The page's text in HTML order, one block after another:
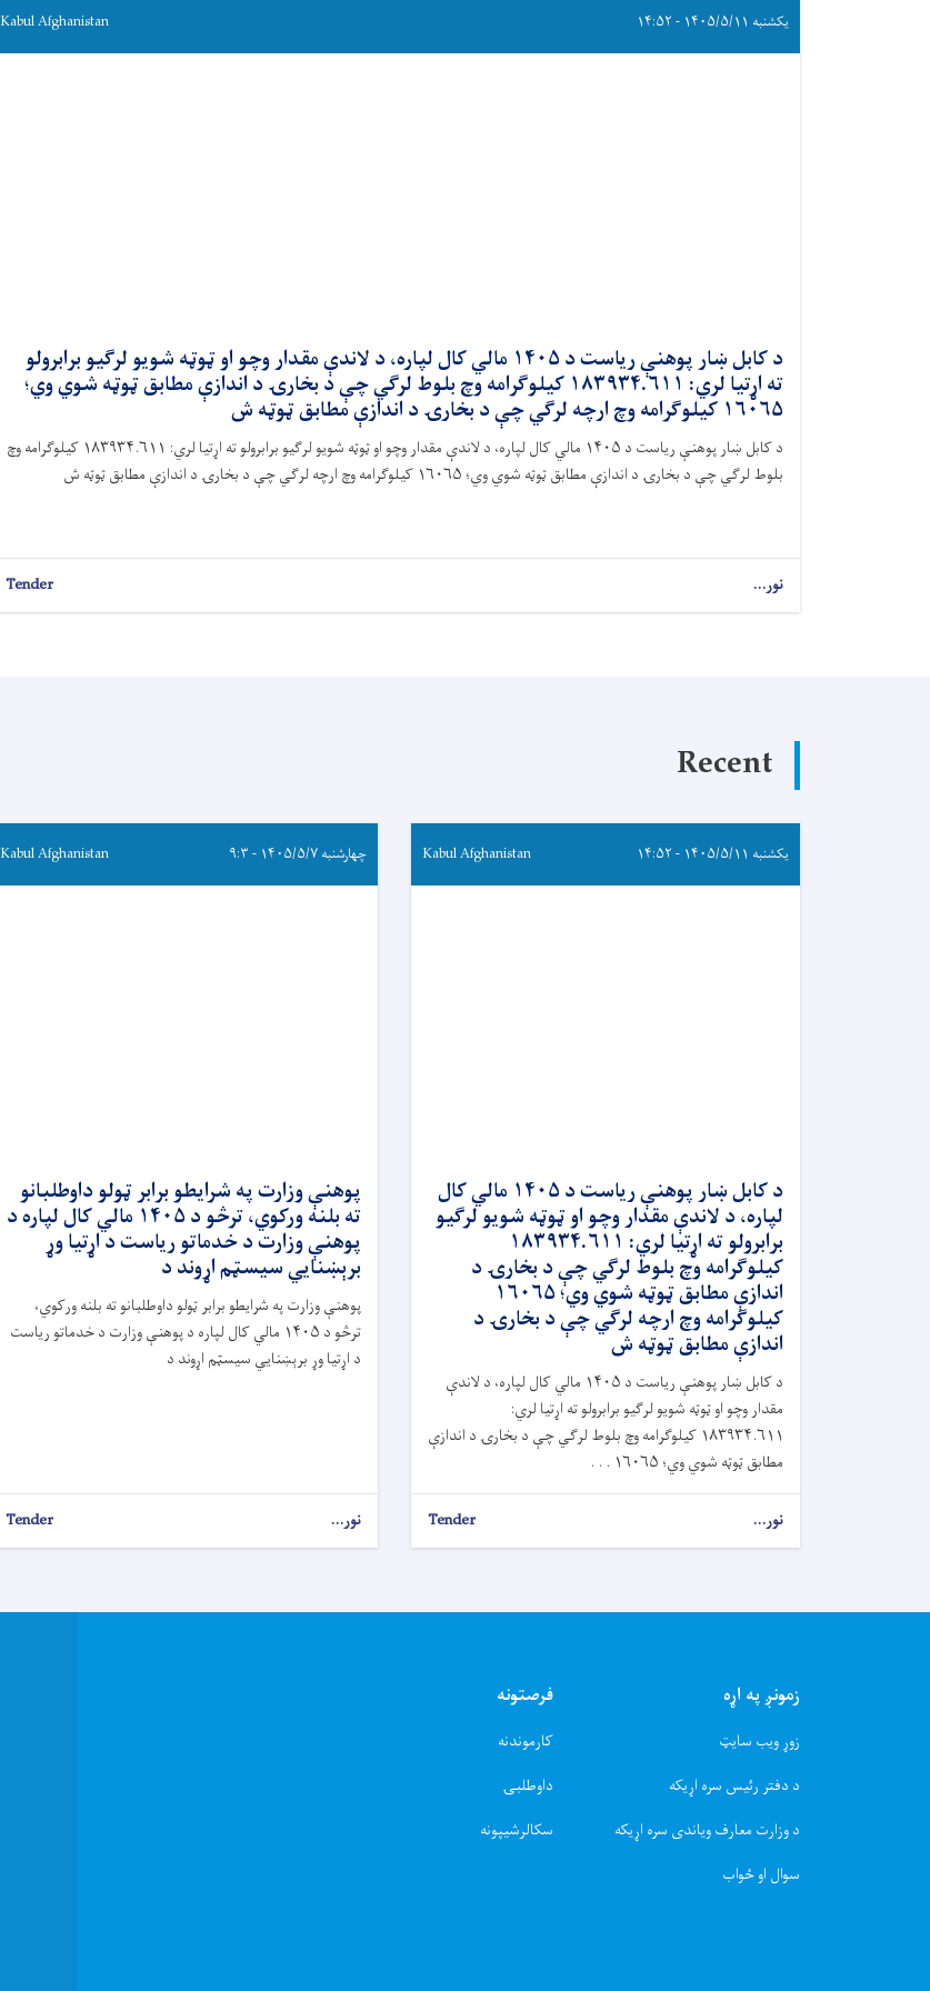
یکشنبه ۱۴۰۵/۵/۱۱ - ۱۴:۵۲ Kabul Afghanistan
د کابل ښار پوهنې ریاست د ۱۴۰۵ مالي کال لپاره، د لاندې مقدار وچو او ټوټه شویو لرګیو برابرولو
ته اړتیا لري: ۱۸۳۹۳۴.۶۱۱ کیلوګرامه وچ بلوط لرګي چې د بخارۍ د اندازې مطابق ټوټه شوي وي؛
۱۶۰۶۵ کیلوګرامه وچ ارچه لرګي چې د بخارۍ د اندازې مطابق ټوټه ش
د کابل ښار پوهنې ریاست د ۱۴۰۵ مالي کال لپاره، د لاندې مقدار وچو او ټوټه شویو لرګیو برابرولو ته اړتیا لري: ۱۸۳۹۳۴.۶۱۱ کیلوګرامه وچ
بلوط لرګي چې د بخارۍ د اندازې مطابق ټوټه شوي وي؛ ۱۶۰۶۵ کیلوګرامه وچ ارچه لرګي چې د بخارۍ د اندازې مطابق ټوټه ش
نور... Tender
Recent
یکشنبه ۱۴۰۵/۵/۱۱ - ۱۴:۵۲ Kabul Afghanistan
د کابل ښار پوهنې ریاست د ۱۴۰۵ مالي کال
لپاره، د لاندې مقدار وچو او ټوټه شویو لرګیو
برابرولو ته اړتیا لري: ۱۸۳۹۳۴.۶۱۱
کیلوګرامه وچ بلوط لرګي چې د بخارۍ د
اندازې مطابق ټوټه شوي وي؛ ۱۶۰۶۵
کیلوګرامه وچ ارچه لرګي چې د بخارۍ د
اندازې مطابق ټوټه ش
د کابل ښار پوهنې ریاست د ۱۴۰۵ مالي کال لپاره، د لاندې
مقدار وچو او ټوټه شویو لرګیو برابرولو ته اړتیا لري:
۱۸۳۹۳۴.۶۱۱ کیلوګرامه وچ بلوط لرګي چې د بخارۍ د اندازې
مطابق ټوټه شوي وي؛ ۱۶۰۶۵ . . .
نور... Tender
چهارشنبه ۱۴۰۵/۵/۷ - ۹:۳ Kabul Afghanistan
پوهنې وزارت په شرایطو برابر ټولو داوطلبانو
ته بلنه ورکوي، ترڅو د ۱۴۰۵ مالي کال لپاره د
پوهنې وزارت د خدماتو ریاست د اړتیا وړ
برېښنايي سیسټم اړوند د
پوهنې وزارت په شرایطو برابر ټولو داوطلبانو ته بلنه ورکوي،
ترڅو د ۱۴۰۵ مالي کال لپاره د پوهنې وزارت د خدماتو ریاست
د اړتیا وړ برېښنايي سیسټم اړوند د
نور... Tender
زمونږ په اړه
زوړ ویب سایټ
د دفتر رئیس سره اړیکه
د وزارت معارف ویاندی سره اړیکه
سوال او ځواب
فرصتونه
کارموندنه
داوطلبۍ
سکالرشیپونه